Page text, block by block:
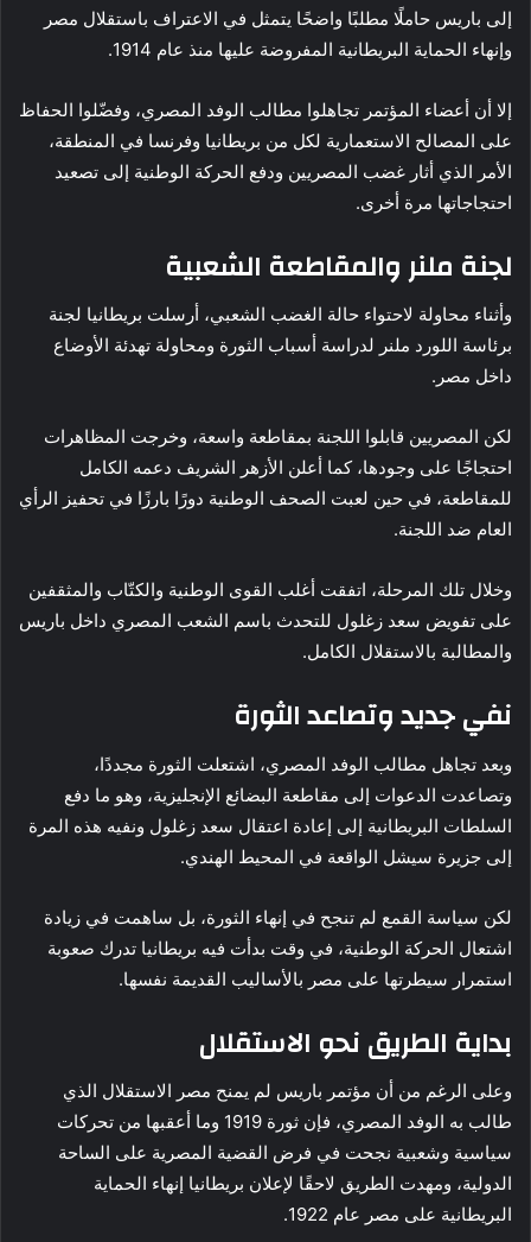
إلى باريس حاملًا مطلبًا واضحًا يتمثل في الاعتراف باستقلال مصر
وإنهاء الحماية البريطانية المفروضة عليها منذ عام 1914.
إلا أن أعضاء المؤتمر تجاهلوا مطالب الوفد المصري، وفضّلوا الحفاظ
على المصالح الاستعمارية لكل من بريطانيا وفرنسا في المنطقة،
الأمر الذي أثار غضب المصريين ودفع الحركة الوطنية إلى تصعيد
احتجاجاتها مرة أخرى.
لجنة ملنر والمقاطعة الشعبية
وأثناء محاولة لاحتواء حالة الغضب الشعبي، أرسلت بريطانيا لجنة
برئاسة اللورد ملنر لدراسة أسباب الثورة ومحاولة تهدئة الأوضاع
داخل مصر.
لكن المصريين قابلوا اللجنة بمقاطعة واسعة، وخرجت المظاهرات
احتجاجًا على وجودها، كما أعلن الأزهر الشريف دعمه الكامل
للمقاطعة، في حين لعبت الصحف الوطنية دورًا بارزًا في تحفيز الرأي
العام ضد اللجنة.
وخلال تلك المرحلة، اتفقت أغلب القوى الوطنية والكتّاب والمثقفين
على تفويض سعد زغلول للتحدث باسم الشعب المصري داخل باريس
والمطالبة بالاستقلال الكامل.
نفي جديد وتصاعد الثورة
وبعد تجاهل مطالب الوفد المصري، اشتعلت الثورة مجددًا،
وتصاعدت الدعوات إلى مقاطعة البضائع الإنجليزية، وهو ما دفع
السلطات البريطانية إلى إعادة اعتقال سعد زغلول ونفيه هذه المرة
إلى جزيرة سيشل الواقعة في المحيط الهندي.
لكن سياسة القمع لم تنجح في إنهاء الثورة، بل ساهمت في زيادة
اشتعال الحركة الوطنية، في وقت بدأت فيه بريطانيا تدرك صعوبة
استمرار سيطرتها على مصر بالأساليب القديمة نفسها.
بداية الطريق نحو الاستقلال
وعلى الرغم من أن مؤتمر باريس لم يمنح مصر الاستقلال الذي
طالب به الوفد المصري، فإن ثورة 1919 وما أعقبها من تحركات
سياسية وشعبية نجحت في فرض القضية المصرية على الساحة
الدولية، ومهدت الطريق لاحقًا لإعلان بريطانيا إنهاء الحماية
البريطانية على مصر عام 1922.